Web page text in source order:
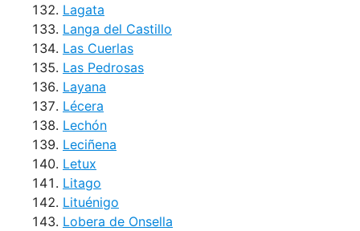
Lagata
Langa del Castillo
Las Cuerlas
Las Pedrosas
Layana
Lécera
Lechón
Leciñena
Letux
Litago
Lituénigo
Lobera de Onsella